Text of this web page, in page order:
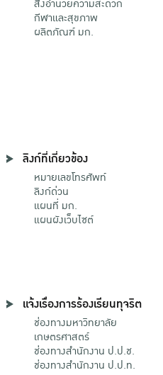
สิ่งอำนวยความสะดวก
กีฬาและสุขภาพ
ผลิตภัณฑ์ มก.
ลิงก์ที่เกี่ยวข้อง
หมายเลขโทรศัพท์
ลิงก์ด่วน
แผนที่ มก.
แผนผังเว็บไซต์
แจ้งเรื่องการร้องเรียนทุจริต
ช่องทางมหาวิทยาลัย
เกษตรศาสตร์
ช่องทางสำนักงาน ป.ป.ช.
ช่องทางสำนักงาน ป.ป.ท.